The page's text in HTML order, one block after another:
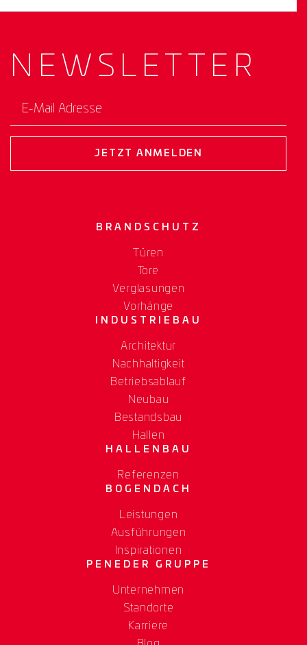
NEWS­ LETTER
E-Mail Adresse
JETZT ANMELDEN
BRANDSCHUTZ
Türen
Tore
Verglasungen
Vorhänge
INDUSTRIEBAU
Architektur
Nachhaltigkeit
Betriebsablauf
Neubau
Bestandsbau
Hallen
HALLENBAU
Referenzen
BOGENDACH
Leistungen
Ausführungen
Inspirationen
PENEDER GRUPPE
Unternehmen
Standorte
Karriere